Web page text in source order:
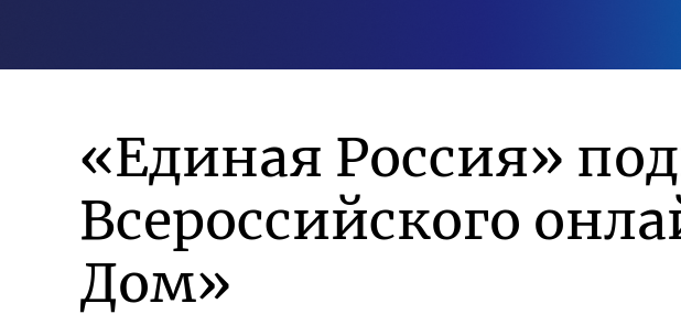
«Единая Россия»
Всероссийского
Дом»